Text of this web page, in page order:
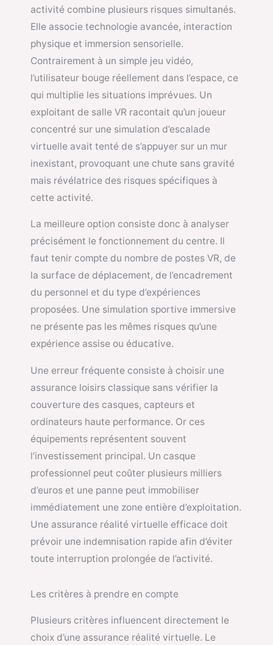
activité combine plusieurs risques simultanés.
Elle associe technologie avancée, interaction
physique et immersion sensorielle.
Contrairement à un simple jeu vidéo,
l’utilisateur bouge réellement dans l’espace, ce
qui multiplie les situations imprévues. Un
exploitant de salle VR racontait qu’un joueur
concentré sur une simulation d’escalade
virtuelle avait tenté de s’appuyer sur un mur
inexistant, provoquant une chute sans gravité
mais révélatrice des risques spécifiques à
cette activité.
La meilleure option consiste donc à analyser
précisément le fonctionnement du centre. Il
faut tenir compte du nombre de postes VR, de
la surface de déplacement, de l’encadrement
du personnel et du type d’expériences
proposées. Une simulation sportive immersive
ne présente pas les mêmes risques qu’une
expérience assise ou éducative.
Une erreur fréquente consiste à choisir une
assurance loisirs classique sans vérifier la
couverture des casques, capteurs et
ordinateurs haute performance. Or ces
équipements représentent souvent
l’investissement principal. Un casque
professionnel peut coûter plusieurs milliers
d’euros et une panne peut immobiliser
immédiatement une zone entière d’exploitation.
Une assurance réalité virtuelle efficace doit
prévoir une indemnisation rapide afin d’éviter
toute interruption prolongée de l’activité.
Les critères à prendre en compte
Plusieurs critères influencent directement le
choix d’une assurance réalité virtuelle. Le